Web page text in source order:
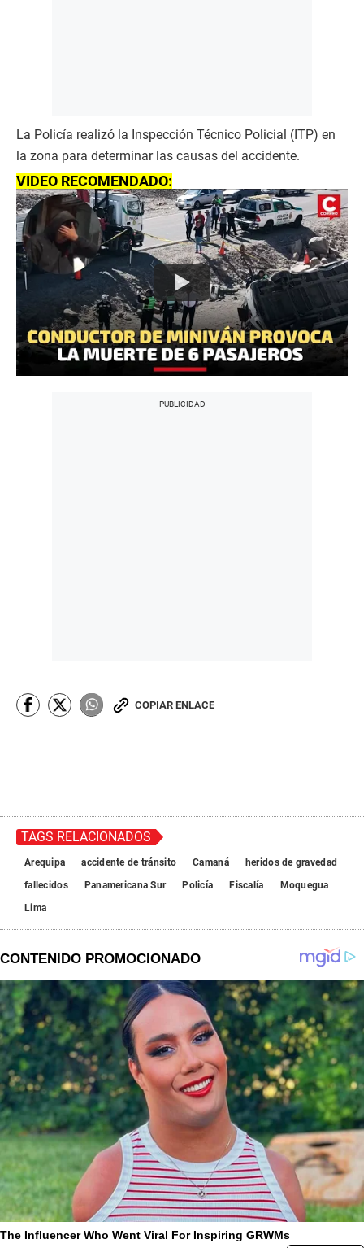
La Policía realizó la Inspección Técnico Policial (ITP) en
la zona para determinar las causas del accidente.
VIDEO RECOMENDADO:
COPIAR ENLACE
TAGS RELACIONADOS
Arequipa accidente de tránsito Camaná
heridos de gravedad
fallecidos
Panamericana Sur Policía Fiscalía
Moquegua
Lima